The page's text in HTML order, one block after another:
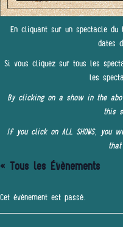
En cliquant sur un spectacle du
dates
Si vous cliquez sur tous les
les
By clicking on a show in the
this
If you click on ALL SHOWS,
« Tous les Évènements
Cet évènement est passé.